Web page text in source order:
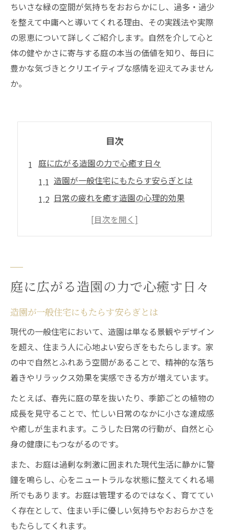
ちいさな緑の空間が気持ちをおおらかにし、過多・過少
を整えて中庸へと導いてくれる理由、その実践法や実際
の恩恵について詳しくご紹介します。自然を介して心と
体の健やかさに寄与する庭の本当の価値を知り、毎日に
豊かな気づきとクリエイティブな感情を迎えてみません
か。
目次
庭に広がる造園の力で心癒す日々
造園が一般住宅にもたらす安らぎとは
日常の疲れを癒す造園の心理的効果
お庭の造園が心をリセットする理由
一般住宅の造園が心の静けさを育む方法
造園でおおらかな気持ちを養う日常
家庭と造園が生み出す余白の豊かさ
造園と一般住宅が築く心身の健康基盤
自然と暮らす家庭の庭が健康を支える理由
自然と共に暮らす造園の実践ポイント
お庭の造園が身体活動につながる理由
造園が健康習慣のきっかけになる背景
小さな変化に気づける造園の魅力
四季の変化を感じる生活へ造園が導く
造園で四季の移ろいを楽しむ生活提案
葉や花芽の変化を感じる造園の工夫
造園の中で季節の美しさと出会う方法
庭に広がる造園の力で心癒す日々
造園が一般住宅にもたらす安らぎとは
現代の一般住宅において、造園は単なる景観やデザイン
を超え、住まう人に心地よい安らぎをもたらします。家
の中で自然とふれあう空間があることで、精神的な落ち
着きやリラックス効果を実感できる方が増えています。
たとえば、春先に庭の草を抜いたり、季節ごとの植物の
成長を見守ることで、忙しい日常のなかに小さな達成感
や癒しが生まれます。こうした日常の行動が、自然と心
身の健康にもつながるのです。
また、お庭は過剰な刺激に囲まれた現代生活に静かに警
鐘を鳴らし、心をニュートラルな状態に整えてくれる場
所でもあります。お庭は管理するのではなく、育ててい
く存在として、住まい手に優しい気持ちやおおらかさを
もたらしてくれます。